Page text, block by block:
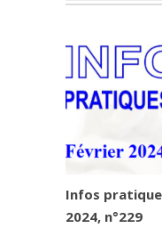
Infos
2024, n°229